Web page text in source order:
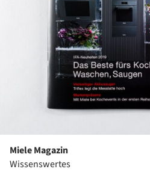
Miele Magazin
Wissenswertes